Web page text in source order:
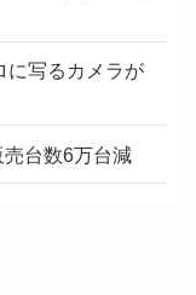
に写るカメラが
台数6万台減